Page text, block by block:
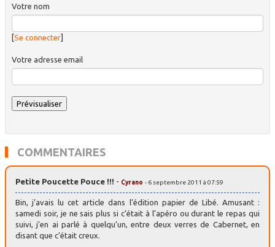
Votre nom
Se connecter]
Votre adresse email
COMMENTAIRES
Petite Poucette Pouce !!! - Cyrano - 6 septembre 2011 à 07:59
Bin, j’avais lu cet article dans l’édition papier de Libé. Amusant :
samedi soir, je ne sais plus si c’était à l’apéro ou durant le repas qui
suivi, j’en ai parlé à quelqu’un, entre deux verres de Cabernet, en
disant que c’était creux.